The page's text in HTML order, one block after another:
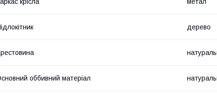
дерево
оббивний матеріал